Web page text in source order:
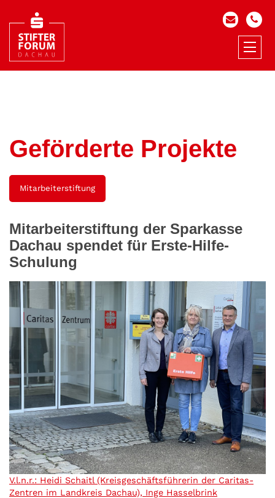
Geförderte Projekte
Mitarbeiterstiftung
Mitarbeiterstiftung der Sparkasse
Dachau spendet für Erste-Hilfe-
Schulung
V.l.n.r.: Heidi Schaitl (Kreisgeschäftsführerin der Caritas-
Zentren im Landkreis Dachau), Inge Hasselbrink